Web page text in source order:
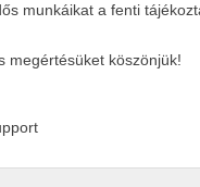
munkáikat a fenti
megértésüket köszönjük!